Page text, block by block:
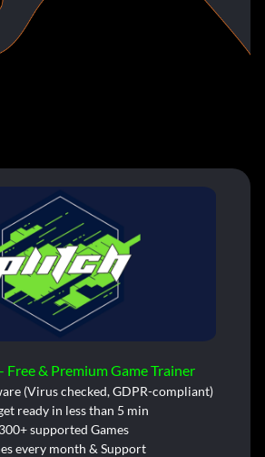
Free & Premium Game Trainer
(Virus checked, GDPR-compliant)
ready in less than 5 min
supported Games
every month & Support